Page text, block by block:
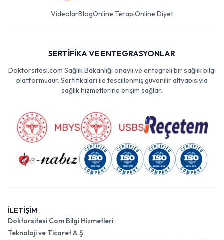
VideolarBlogOnline TerapiOnline Diyet
SERTİFİKA VE ENTEGRASYONLAR
Doktorsitesi.com Sağlık Bakanlığı onaylı ve entegreli bir sağlık bilgi
platformudur. Sertifikaları ile tescillenmiş güvenilir altyapısıyla
sağlık hizmetlerine erişim sağlar.
İLETİŞİM
Doktorsitesi Com Bilgi Hizmetleri
Teknoloji ve Ticaret A.Ş.